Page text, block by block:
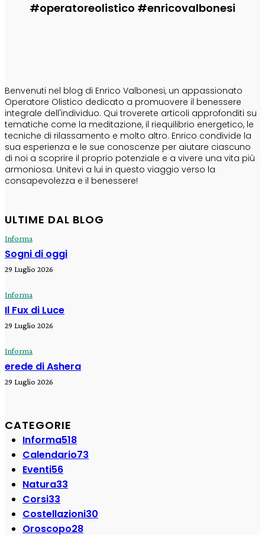
#operatoreolistico #enricovalbonesi
Benvenuti nel blog di Enrico Valbonesi, un appassionato
Operatore Olistico dedicato a promuovere il benessere
integrale dell'individuo. Qui troverete articoli approfonditi su
tematiche come la meditazione, il riequilibrio energetico, le
tecniche di rilassamento e molto altro. Enrico condivide la
sua esperienza e le sue conoscenze per aiutare ciascuno
di noi a scoprire il proprio potenziale e a vivere una vita più
armoniosa. Unitevi a lui in questo viaggio verso la
consapevolezza e il benessere!
ULTIME DAL BLOG
Informa
Sogni di oggi
29 Luglio 2026
Informa
Il Fux di Luce
29 Luglio 2026
Informa
erede di Ashera
29 Luglio 2026
CATEGORIE
Informa518
Calendario73
Eventi56
Natura33
Corsi33
Costellazioni30
Oroscopo28